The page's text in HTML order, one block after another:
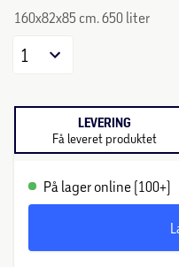
160x82x85 cm. 650 liter
1
LEVERING
Få leveret produktet
På lager online (100+)